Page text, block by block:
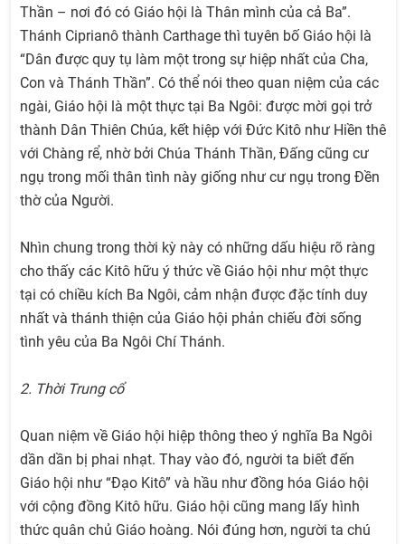
Thần – nơi đó có Giáo hội là Thân mình của cả Ba”.
Thánh Ciprianô thành Carthage thì tuyên bố Giáo hội là
“Dân được quy tụ làm một trong sự hiệp nhất của Cha,
Con và Thánh Thần”. Có thể nói theo quan niệm của các
ngài, Giáo hội là một thực tại Ba Ngôi: được mời gọi trở
thành Dân Thiên Chúa, kết hiệp với Đức Kitô như Hiền thê
với Chàng rể, nhờ bởi Chúa Thánh Thần, Đấng cũng cư
ngụ trong mối thân tình này giống như cư ngụ trong Đền
thờ của Người.
Nhìn chung trong thời kỳ này có những dấu hiệu rõ ràng
cho thấy các Kitô hữu ý thức về Giáo hội như một thực
tại có chiều kích Ba Ngôi, cảm nhận được đặc tính duy
nhất và thánh thiện của Giáo hội phản chiếu đời sống
tình yêu của Ba Ngôi Chí Thánh.
2. Thời Trung cổ
Quan niệm về Giáo hội hiệp thông theo ý nghĩa Ba Ngôi
dần dần bị phai nhạt. Thay vào đó, người ta biết đến
Giáo hội như “Đạo Kitô” và hầu như đồng hóa Giáo hội
với cộng đồng Kitô hữu. Giáo hội cũng mang lấy hình
thức quân chủ Giáo hoàng. Nói đúng hơn, người ta chú